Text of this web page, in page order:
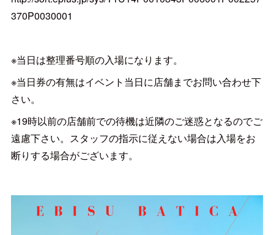
370P0030001
※当日は整理番号順の入場になります。
※当日券の有無はイベント当日に店舗までお問い合わせ下
さい。
※19時以前の店舗前での待機は近隣のご迷惑となるのでご
遠慮下さい。スタッフの指示に従えない場合は入場をお
断りする場合がございます。